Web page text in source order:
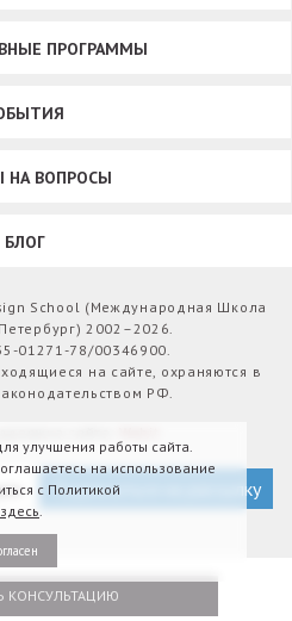
ПРОГРАММЫ
НА ВОПРОСЫ
БЛОГ
School (Международная Школа
2002–2026.
01271-78/00346900.
на сайте, охраняются в
РФ.
Подписаться на рассылку
КОНСУЛЬТАЦИЮ
улучшения работы сайта.
на использование
с Политикой
.